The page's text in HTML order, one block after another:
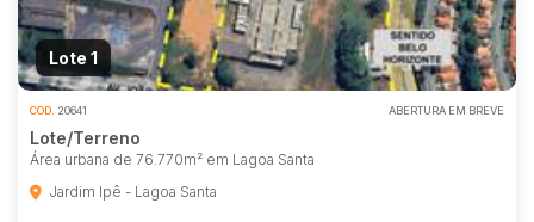
Lote 1
COD. 20641 ABERTURA EM BREVE
Lote/Terreno
Área urbana de 76.770m² em Lagoa Santa
Jardim Ipê - Lagoa Santa